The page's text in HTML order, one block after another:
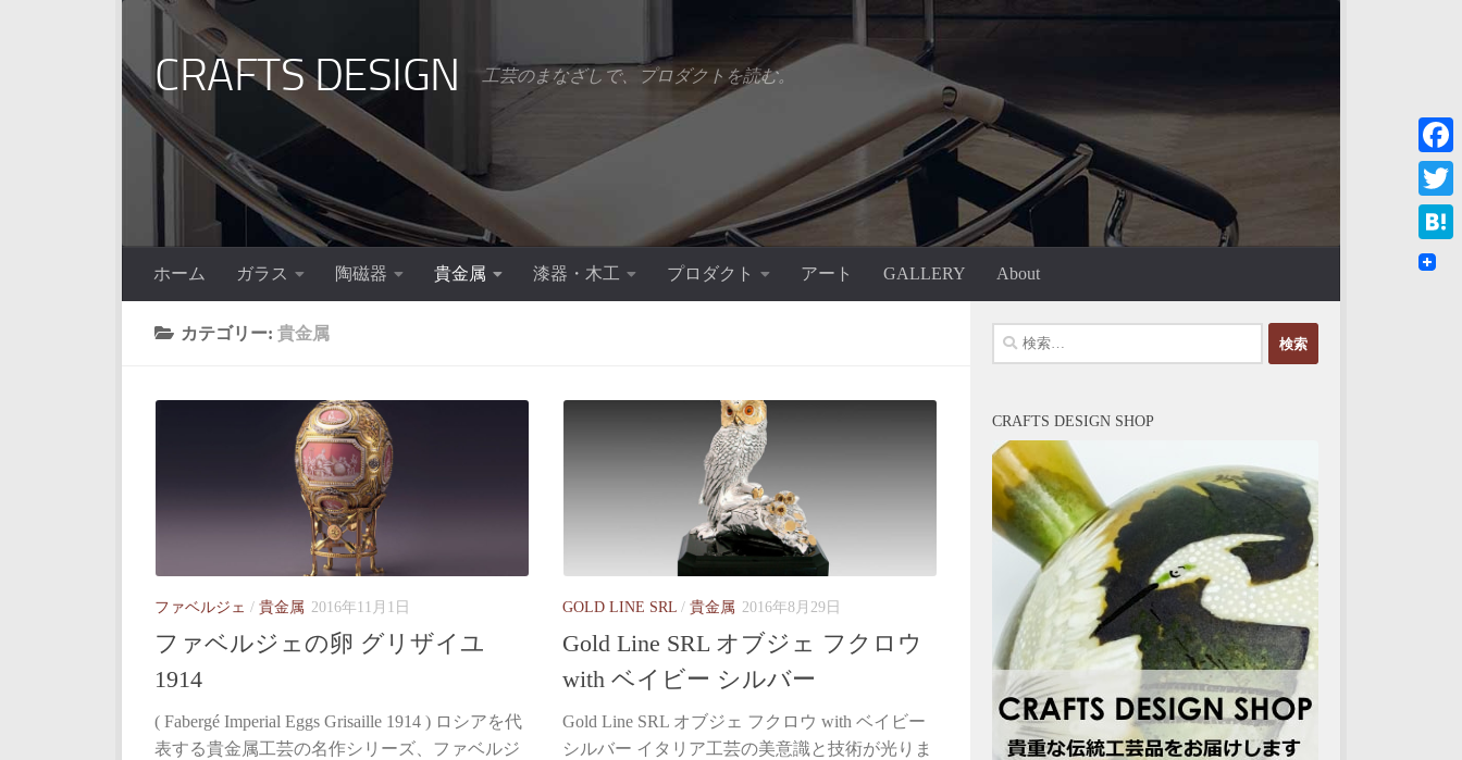
コンテンツへスキップ
CRAFTS DESIGN 工芸のまなざしで、プロダクトを読む。
ホーム ガラス 陶磁器 貴金属 漆器・木工 プロダクト アート GALLERY About
カテゴリー: 貴金属
ファベルジェ / 貴金属 2016年11月1日
ファベルジェの卵 グリザイユ
1914
( Fabergé Imperial Eggs Grisaille 1914 ) ロシアを代
表する貴金属工芸の名作シリーズ、ファベルジ
GOLD LINE SRL / 貴金属 2016年8月29日
Gold Line SRL オブジェ フクロウ
with ベイビー シルバー
Gold Line SRL オブジェ フクロウ with ベイビー
シルバー イタリア工芸の美意識と技術が光りま
検
索:
CRAFTS DESIGN SHOP